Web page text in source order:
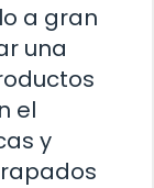
a gran
una
el
y